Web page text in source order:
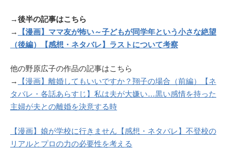
→後半の記事はこちら
→
【漫画】ママ友が怖い～子どもが同学年という小さな絶望
（後編）【感想・ネタバレ】ラストについて考察
他の野原広子の作品の記事はこちら
→
【漫画】離婚してもいいですか？翔子の場合（前編）【ネ
タバレ・各話あらすじ】私は夫が大嫌い…黒い感情を持った
主婦が夫との離婚を決意する時
【漫画】娘が学校に行きません【感想・ネタバレ】不登校の
リアルとプロの力の必要性を考える